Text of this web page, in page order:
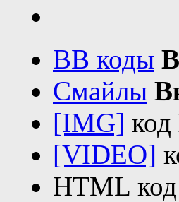
BB коды
Смайлы
[IMG] код
[VIDEO]
HTML код